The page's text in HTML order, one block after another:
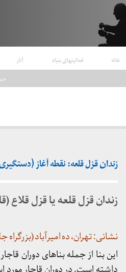
خانه فعالیتهای بنیاد آثار
زندان قزل قلعه: نقطه آغاز (دستگیری
زندان قزل قلعه یا قزل قلاع
نشانی: تهران، ده امیرآباد
این بنا از جمله بناهای دوران